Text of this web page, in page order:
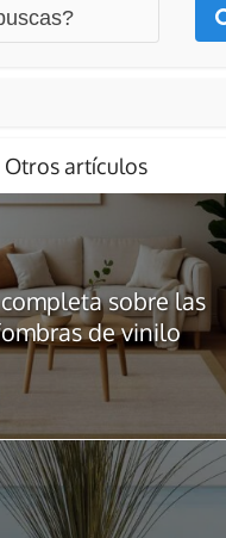
Otros artículos
sobre las
de vinilo